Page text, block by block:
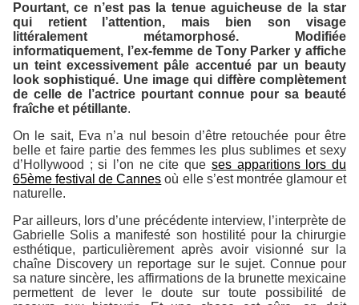
Pourtant, ce n’est pas la tenue aguicheuse de la star
qui retient l’attention, mais bien son visage
littéralement métamorphosé. Modifiée
informatiquement, l’ex-femme de Tony Parker y affiche
un teint excessivement pâle accentué par un beauty
look sophistiqué. Une image qui diffère complètement
de celle de l’actrice pourtant connue pour sa beauté
fraîche et pétillante.
On le sait, Eva n’a nul besoin d’être retouchée pour être
belle et faire partie des femmes les plus sublimes et sexy
d’Hollywood ; si l’on ne cite que ses apparitions lors du
65ème festival de Cannes où elle s’est montrée glamour et
naturelle.
Par ailleurs, lors d’une précédente interview, l’interprète de
Gabrielle Solis a manifesté son hostilité pour la chirurgie
esthétique, particulièrement après avoir visionné sur la
chaîne Discovery un reportage sur le sujet. Connue pour
sa nature sincère, les affirmations de la brunette mexicaine
permettent de lever le doute sur toute possibilité de